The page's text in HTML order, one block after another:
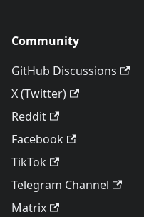
Community
GitHub Discussions
X (Twitter)
Reddit
Facebook
TikTok
Telegram Channel
Matrix